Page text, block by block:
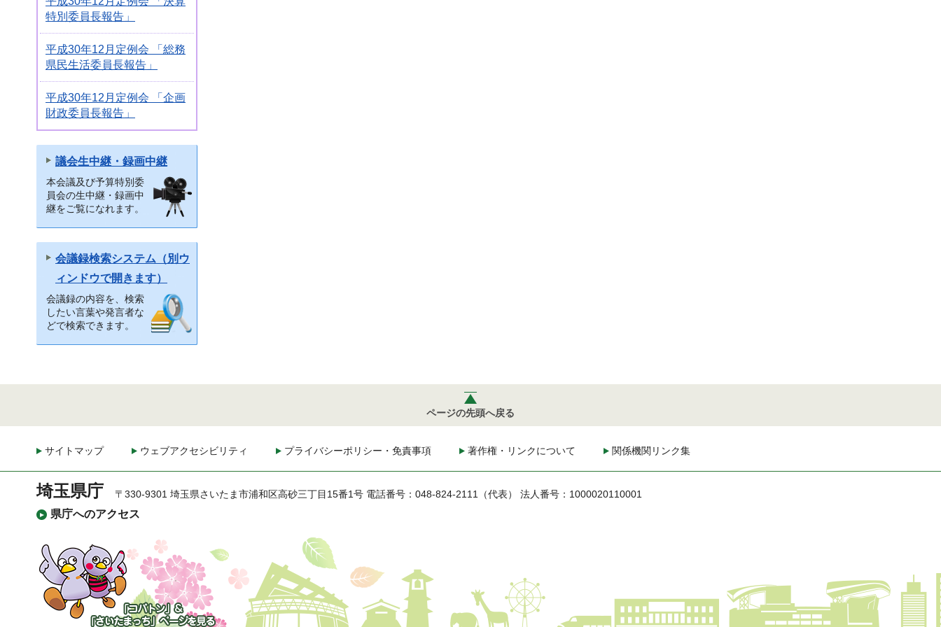
特別委員長報告」
平成30年12月定例会 「総務
県民生活委員長報告」
平成30年12月定例会 「企画
財政委員長報告」
議会生中継・録画中継
本会議及び予算特別委
員会の生中継・録画中
継をご覧になれます。
会議録検索システム（別ウ
ィンドウで開きます）
会議録の内容を、検索
したい言葉や発言者な
どで検索できます。
ページの先頭へ戻る
サイトマップ ウェブアクセシビリティ プライバシーポリシー・免責事項 著作権・リンクについて 関係機関リンク集
埼玉県庁
県庁へのアクセス
〒330-9301 埼玉県さいたま市浦和区高砂三丁目15番1号 電話番号：048-824-2111（代表） 法人番号：1000020110001
「コバトン」&「さいた